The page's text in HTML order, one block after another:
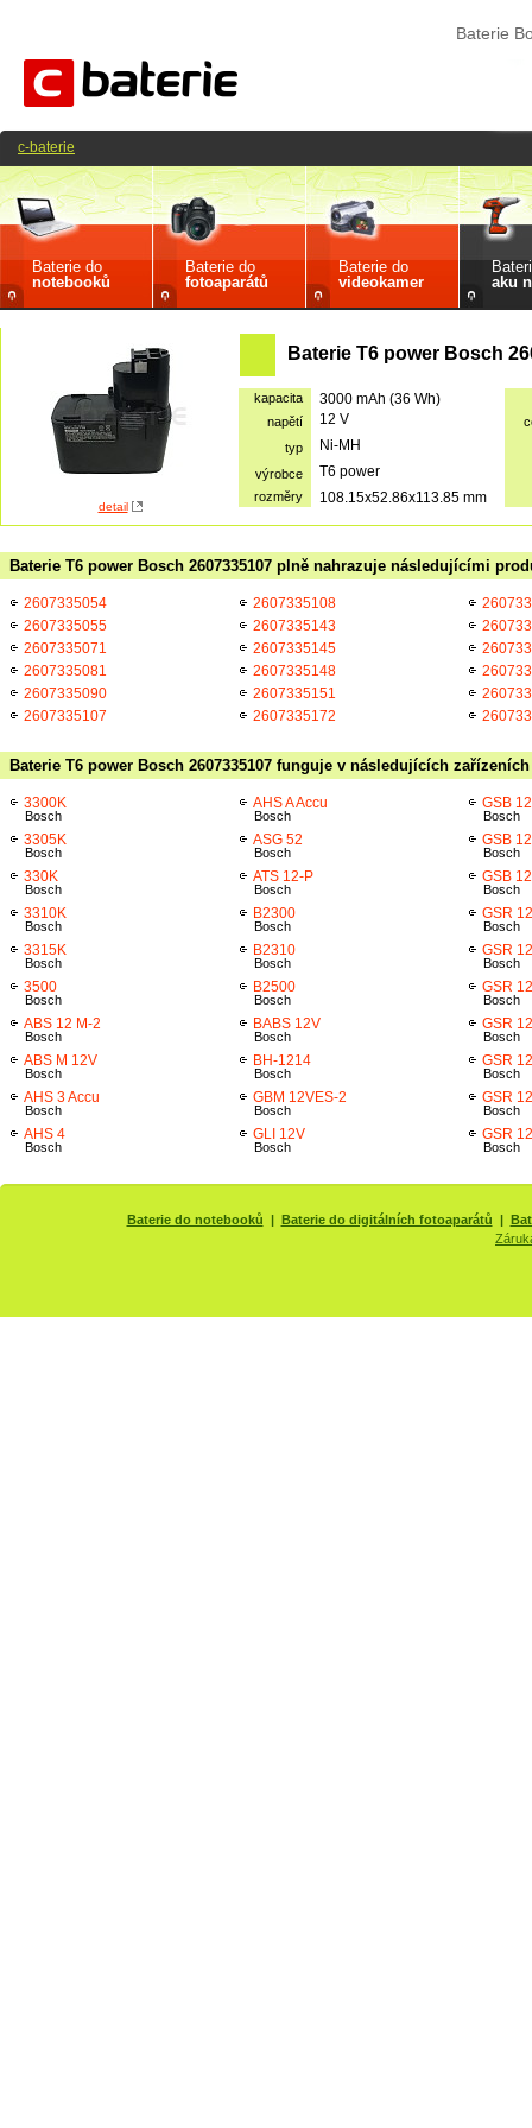
Baterie
Baterie do
notebooků
Baterie do
fotoaparátů
Baterie do
videokamer
aku
detail
Baterie T6 power Bosch
kapacita 3000 mAh (36 Wh)
napětí 12 V
typ
Ni-MH
výrobce T6 power
rozměry 108.15x52.86x113.85 mm
Baterie T6 power Bosch 2607335107 plně nahrazuje následujícími
2607335054
2607335055
2607335071
2607335081
2607335090
2607335107
2607335108
2607335143
2607335145
2607335148
2607335151
2607335172
Baterie T6 power Bosch 2607335107 funguje v následujících zařízeních
3300K
Bosch
3305K
Bosch
330K
Bosch
3310K
Bosch
3315K
Bosch
3500
Bosch
ABS 12 M-2
Bosch
ABS M 12V
Bosch
AHS 3 Accu
Bosch
AHS 4
Bosch
AHS A Accu
Bosch
ASG 52
Bosch
ATS 12-P
Bosch
B2300
Bosch
B2310
Bosch
B2500
Bosch
BABS 12V
Bosch
BH-1214
Bosch
GBM 12VES-2
Bosch
GLI 12V
Bosch
GSB
Bosch
GSB
Bosch
GSB
Bosch
GSR
Bosch
GSR
Bosch
GSR
Bosch
GSR
Bosch
GSR
Bosch
GSR
Bosch
GSR
Bosch
c-baterie
Baterie do notebooků | Baterie do digitálních fotoaparátů |